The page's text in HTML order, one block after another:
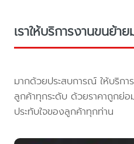
เราให้บริการงานขนย้า
มากด้วยประสบการณ์ ให้บริก
ลูกค้าทุกระดับ ด้วยราคาถูกย่
ประทับใจของลูกค้าทุกท่าน